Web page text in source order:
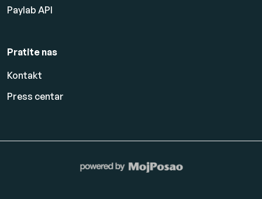
Paylab API
Pratite nas
Kontakt
Press centar